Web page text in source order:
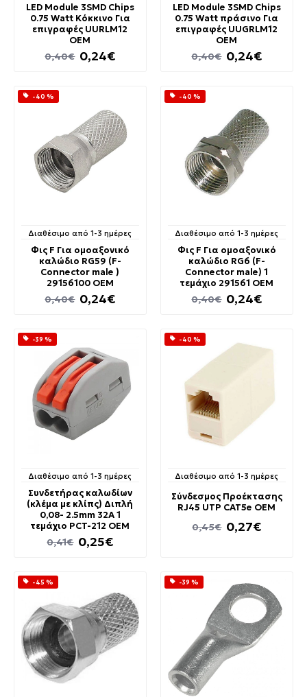
LED Module 3SMD Chips
0.75 Watt Κόκκινο Για
επιγραφές UURLM12
OEM
0,24€
0,40€
LED Module 3SMD Chips
0.75 Watt πράσινο Για
επιγραφές UUGRLM12
OEM
0,24€
0,40€
-40 %
Διαθέσιμο από 1-3 ημέρες
Φις F Για ομοαξονικό
καλώδιο RG59 (F-
Connector male )
29156100 OEM
0,24€
0,40€
-40 %
Διαθέσιμο από 1-3 ημέρες
Φις F Για ομοαξονικό
καλώδιο RG6 (F-
Connector male) 1
τεμάχιο 291561 OEM
0,24€
0,40€
-39 %
Διαθέσιμο από 1-3 ημέρες
Συνδετήρας καλωδίων
(κλέμα με κλίπς) Διπλή
0,08- 2.5mm 32A 1
τεμάχιο PCT-212 OEM
0,25€
0,41€
-40 %
Διαθέσιμο από 1-3 ημέρες
Σύνδεσμος Προέκτασης
RJ45 UTP CAT5e OEM
0,27€
0,45€
-45 % -39 %